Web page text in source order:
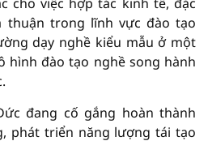
thuận trong lĩnh vực đào tạo
dạy nghề kiểu mẫu ở một
hình đào tạo nghề song hành
đang cố gắng hoàn thành
phát triển năng lượng tái tạo